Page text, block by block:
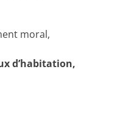
moral,
d’habitation,